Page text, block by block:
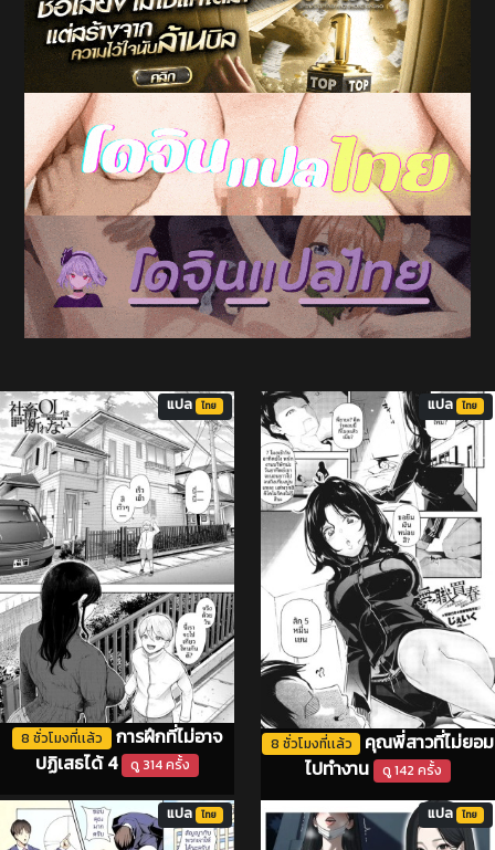
8 ชั่วโมงที่เเล้ว การฝึกที่ไม่อาจ
ปฏิเสธได้ 4 ดู 314 ครั้ง
แปล ไทย
8 ชั่วโมงที่เเล้ว
คุณพี่สาวที่ไม่ยอม
ไปทำงาน ดู 142 ครั้ง
แปล ไทย
แปล ไทย แปล ไทย